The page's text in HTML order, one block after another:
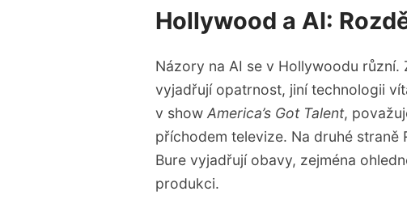
Hollywood a AI:
Názory na AI se v Hollywoodu
vyjadřují opatrnost, jiní technologii
v show America’s Got Talent,
příchodem televize. Na druhé straně
Bure vyjadřují obavy, zejména
produkci.